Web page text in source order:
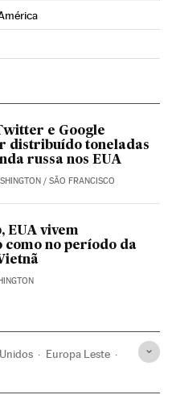
Twitter
en Instagram
Brasil en Facebook
e Google
distribuído toneladas
russa nos EUA
/ SÃO FRANCISCO
EUA vivem
como no período da
Europa Leste